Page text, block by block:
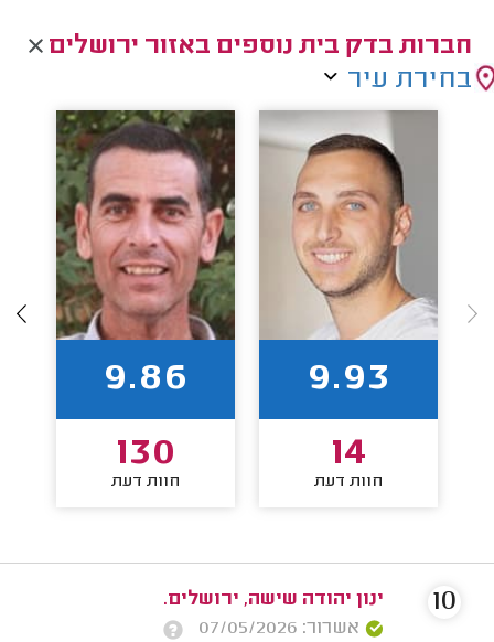
חברות בדק בית נוספים באזור ירושלים
בחירת עיר
9.93
14
חוות דעת
9.86
130
חוות דעת
ינון יהודה שישה, ירושלים.
אשרור: 07/05/2026
10